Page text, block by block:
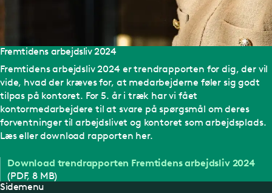
Fremtidens arbejdsliv 2024
Fremtidens arbejdsliv 2024 er trendrapporten for dig, der vil
vide, hvad der kræves for, at medarbejderne føler sig godt
tilpas på kontoret. For 5. år i træk har vi fået
kontormedarbejdere til at svare på spørgsmål om deres
forventninger til arbejdslivet og kontoret som arbejdsplads.
Læs eller download rapporten her.
Download trendrapporten Fremtidens arbejdsliv 2024
(PDF, 8 MB)
Sidemenu